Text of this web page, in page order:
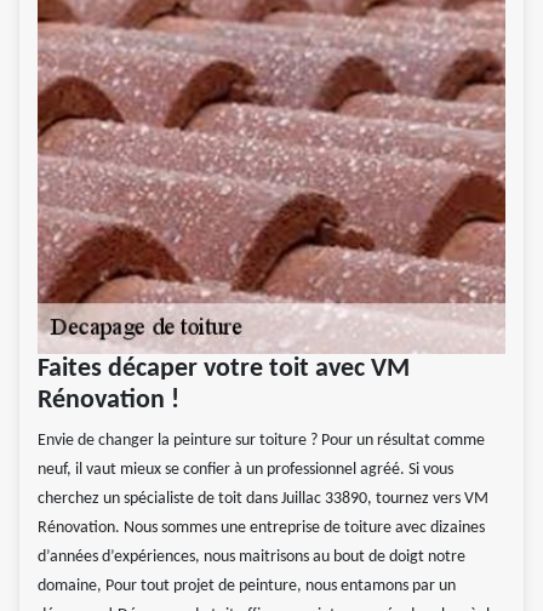
Faites décaper votre toit avec VM
Rénovation !
Envie de changer la peinture sur toiture ? Pour un résultat comme
neuf, il vaut mieux se confier à un professionnel agréé. Si vous
cherchez un spécialiste de toit dans Juillac 33890, tournez vers VM
Rénovation. Nous sommes une entreprise de toiture avec dizaines
d’années d’expériences, nous maitrisons au bout de doigt notre
domaine, Pour tout projet de peinture, nous entamons par un